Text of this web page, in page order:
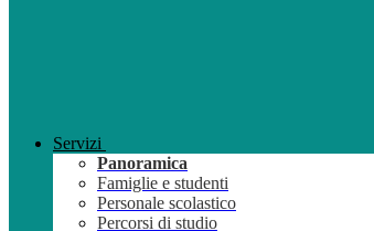
Servizi
Panoramica
Famiglie e studenti
Personale scolastico
Percorsi di studio